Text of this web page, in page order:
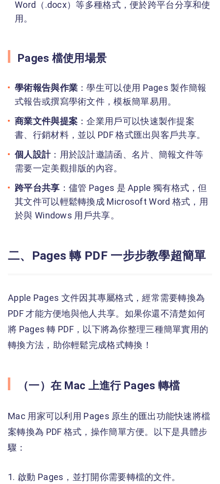
Word（.docx）等多種格式，便於跨平台分享和使
用。
Pages 檔使用場景
學術報告與作業 ：學生可以使用 Pages 製作簡報
式報告或撰寫學術文件，模板簡單易用。
商業文件與提案 ：企業用戶可以快速製作提案
書、行銷材料，並以 PDF 格式匯出與客戶共享。
個人設計：用於設計邀請函、名片、簡報文件等
需要一定美觀排版的內容。
跨平台共享 ：儘管 Pages 是 Apple 獨有格式，但
其文件可以輕鬆轉換成 Microsoft Word 格式，用
於與 Windows 用戶共享。
二、Pages 轉 PDF 一步步教學超簡單
Apple Pages 文件因其專屬格式，經常需要轉換為
PDF 才能方便地與他人共享。如果你還不清楚如何
將 Pages 轉 PDF，以下將為你整理三種簡單實用的
轉換方法，助你輕鬆完成格式轉換！
（一）在 Mac 上進行 Pages 轉檔
Mac 用家可以利用 Pages 原生的匯出功能快速將檔
案轉換為 PDF 格式，操作簡單方便。以下是具體步
驟：
啟動 Pages，並打開你需要轉檔的文件。